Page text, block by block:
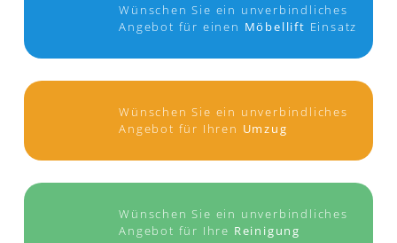
Wünschen Sie ein unverbindliches
Angebot für einen Möbellift Einsatz
Wünschen Sie ein unverbindliches
Angebot für Ihren Umzug
Wünschen Sie ein unverbindliches
Angebot für Ihre Reinigung